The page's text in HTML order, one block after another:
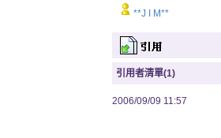
**J I M**
引用者清單(1)
2006/09/09 11:57